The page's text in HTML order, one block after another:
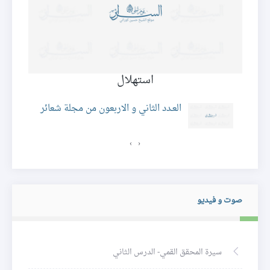
استهلال
العـدد الثاني و الاربعون من مجلة شعائر
‹
›
صوت و فيديو
سيرة المحقق القمي- الدرس الثاني